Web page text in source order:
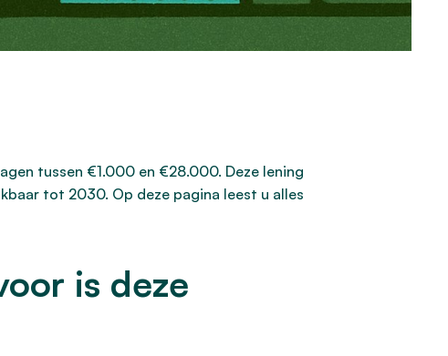
tussen €1.000 en €28.000. Deze lening
tot 2030. Op deze pagina leest u alles
is deze